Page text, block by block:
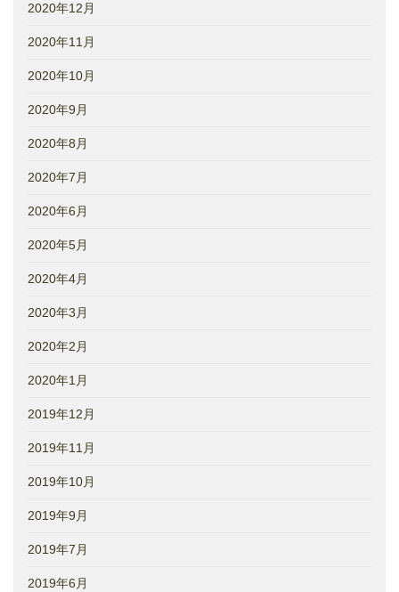
2020年12月
2020年11月
2020年10月
2020年9月
2020年8月
2020年7月
2020年6月
2020年5月
2020年4月
2020年3月
2020年2月
2020年1月
2019年12月
2019年11月
2019年10月
2019年9月
2019年7月
2019年6月